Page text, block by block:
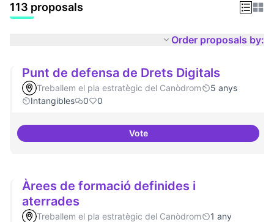
113 proposals
Order proposals by:
Punt de defensa de Drets Digitals
Treballem el pla estratègic del Canòdrom
5 anys
Intangibles
0 0
VotePunt de defensa de Drets
Àrees de formació definides i
aterrades
Treballem el pla estratègic del Canòdrom
1 any